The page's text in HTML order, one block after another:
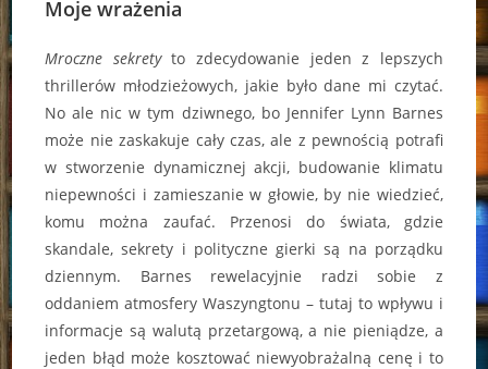
Moje wrażenia
Mroczne sekretyto zdecydowanie jeden z lepszych
thrillerów młodzieżowych, jakie było dane mi czytać.
No ale nic w tym dziwnego, bo Jennifer Lynn Barnes
może nie zaskakuje cały czas, ale z pewnością potrafi
w stworzenie dynamicznej akcji, budowanie klimatu
niepewności i zamieszanie w głowie, by nie wiedzieć,
komu można zaufać. Przenosi do świata, gdzie
skandale, sekrety i polityczne gierki są na porządku
dziennym. Barnes rewelacyjnie radzi sobie z
oddaniem atmosfery Waszyngtonu – tutaj to wpływu i
informacje są walutą przetargową, a nie pieniądze, a
jeden błąd może kosztować niewyobrażalną cenę i to